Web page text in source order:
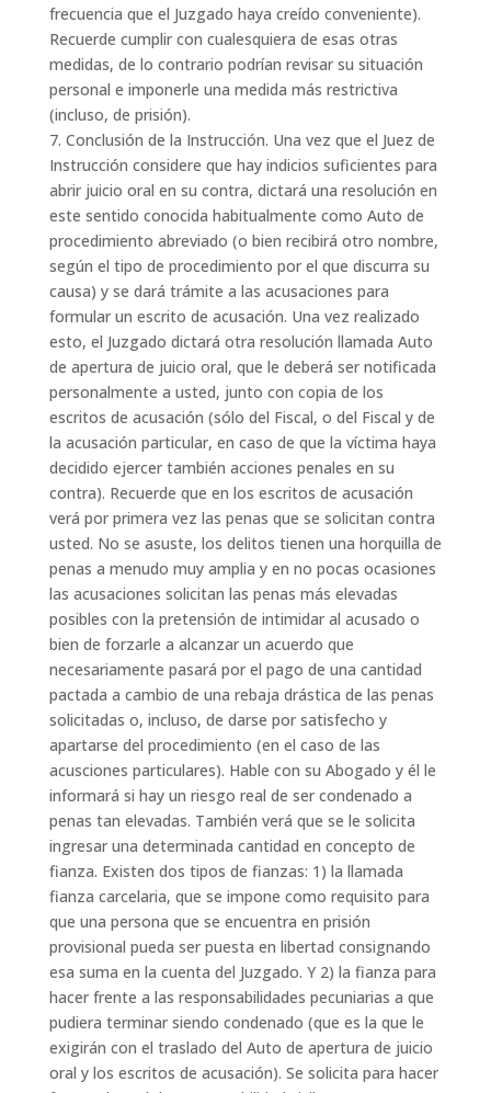
frecuencia que el Juzgado haya creído conveniente).
Recuerde cumplir con cualesquiera de esas otras
medidas, de lo contrario podrían revisar su situación
personal e imponerle una medida más restrictiva
(incluso, de prisión).
7. Conclusión de la Instrucción. Una vez que el Juez de
Instrucción considere que hay indicios suficientes para
abrir juicio oral en su contra, dictará una resolución en
este sentido conocida habitualmente como Auto de
procedimiento abreviado (o bien recibirá otro nombre,
según el tipo de procedimiento por el que discurra su
causa) y se dará trámite a las acusaciones para
formular un escrito de acusación. Una vez realizado
esto, el Juzgado dictará otra resolución llamada Auto
de apertura de juicio oral, que le deberá ser notificada
personalmente a usted, junto con copia de los
escritos de acusación (sólo del Fiscal, o del Fiscal y de
la acusación particular, en caso de que la víctima haya
decidido ejercer también acciones penales en su
contra). Recuerde que en los escritos de acusación
verá por primera vez las penas que se solicitan contra
usted. No se asuste, los delitos tienen una horquilla de
penas a menudo muy amplia y en no pocas ocasiones
las acusaciones solicitan las penas más elevadas
posibles con la pretensión de intimidar al acusado o
bien de forzarle a alcanzar un acuerdo que
necesariamente pasará por el pago de una cantidad
pactada a cambio de una rebaja drástica de las penas
solicitadas o, incluso, de darse por satisfecho y
apartarse del procedimiento (en el caso de las
acusciones particulares). Hable con su Abogado y él le
informará si hay un riesgo real de ser condenado a
penas tan elevadas. También verá que se le solicita
ingresar una determinada cantidad en concepto de
fianza. Existen dos tipos de fianzas: 1) la llamada
fianza carcelaria, que se impone como requisito para
que una persona que se encuentra en prisión
provisional pueda ser puesta en libertad consignando
esa suma en la cuenta del Juzgado. Y 2) la fianza para
hacer frente a las responsabilidades pecuniarias a que
pudiera terminar siendo condenado (que es la que le
exigirán con el traslado del Auto de apertura de juicio
oral y los escritos de acusación). Se solicita para hacer